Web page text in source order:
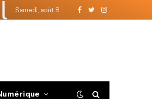
Samedi, août 8
Facebook
TwitterInstagram